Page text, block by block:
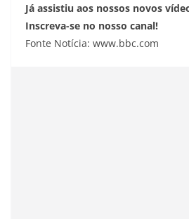
Já assistiu aos nossos novos
Inscreva-se no nosso canal!
Fonte Notícia: www.bbc.com